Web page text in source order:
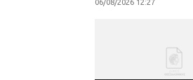
06/08/2026 12:27